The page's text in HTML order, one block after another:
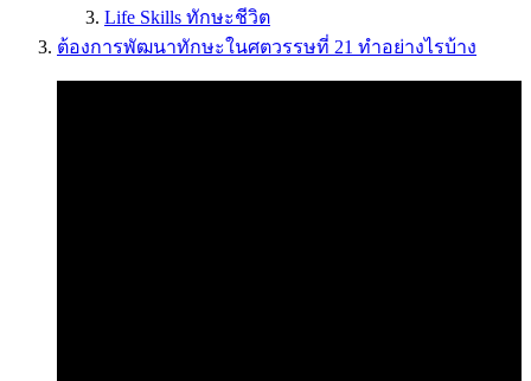
Life Skills ทักษะชีวิต
ต้องการพัฒนาทักษะในศตวรรษที่ 21 ทำอย่างไรบ้าง